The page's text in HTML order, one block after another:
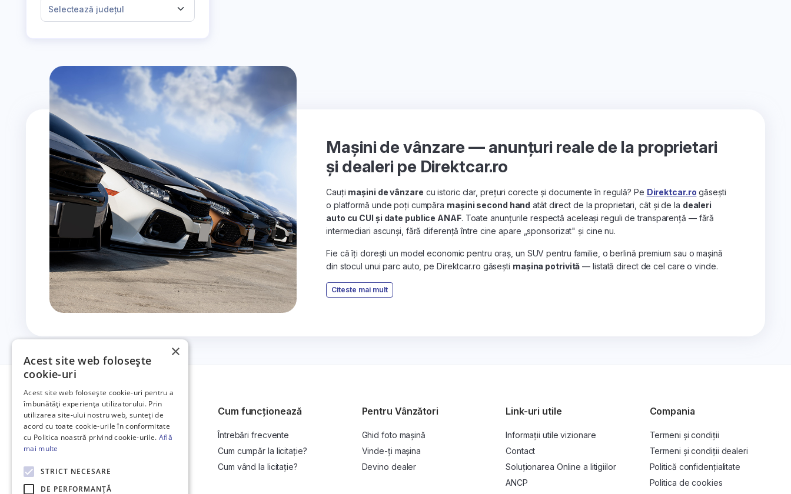
Selectează județul
Mașini de vânzare — anunțuri reale de la proprietari
și dealeri pe Direktcar.ro
Cauți mașini de vânzare cu istoric clar, prețuri corecte și documente în regulă? Pe Direktcar.ro găsești
o platformă unde poți cumpăra mașini second hand atât direct de la proprietari, cât și de la dealeri
auto cu CUI și date publice ANAF. Toate anunțurile respectă aceleași reguli de transparență — fără
intermediari ascunși, fără diferență între cine apare „sponsorizat" și cine nu.
Fie că îți dorești un model economic pentru oraș, un SUV pentru familie, o berlină premium sau o mașină
din stocul unui parc auto, pe Direktcar.ro găsești mașina potrivită — listată direct de cel care o vinde.
Citeste mai mult
Platformă de anunțuri auto și licitații
auto online.
Cum funcționează
Întrebări frecvente
Cum cumpăr la licitație?
Cum vând la licitație?
Pentru Vânzători
Ghid foto mașină
Vinde-ți mașina
Devino dealer
Link-uri utile
Informații utile vizionare
Contact
Soluționarea Online a litigiilor
ANCP
Compania
Termeni și condiții
Termeni și condiții dealeri
Politică confidențialitate
Politica de cookies
×
Acest site web folosește
cookie-uri
Acest site web folosește cookie-uri pentru a
îmbunătăți experiența utilizatorului. Prin
utilizarea site-ului nostru web, sunteți de
acord cu toate cookie-urile în conformitate
cu Politica noastră privind cookie-urile. Află
mai multe
STRICT NECESARE
DE PERFORMANȚĂ